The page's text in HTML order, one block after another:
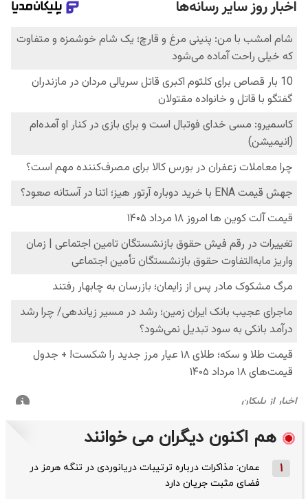
هم اکنون دیگران می خوانند
1
عمان: مذاکرات درباره ترتیبات دریانوردی در تنگه هرمز در
فضای مثبت جریان دارد